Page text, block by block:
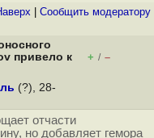
Cообщить модератору
привело к
+ / –
(?), 28-
отчасти
но добавляет гемора